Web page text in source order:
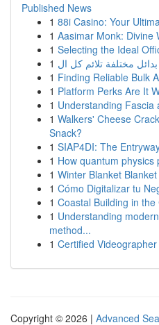
Published News
1 88i Casino: Your
1 Aasimar Monk: Divine
1 Selecting the Ideal
1
1 Finding Reliable Bulk
1 Platform Perks Are It
1 Understanding Fascia
1 Walkers' Cheese
Snack?
1 SIAP4DI: The
1 How quantum
1 Winter Blanket
1 Cómo Digitalizar tu
1 Coastal Building in
1 Understanding
method...
1 Certified
Copyright © 2026 | Advanced